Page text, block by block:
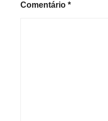
Comentário *